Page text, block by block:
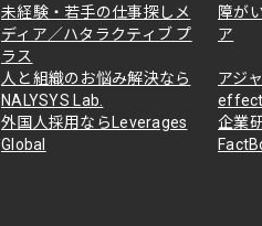
未経験・若手の仕事探しメ
ディア／ハタラクティブ プ
ラス
障が
ア
人と組織のお悩み解決なら
NALYSYS Lab.
アジ
外国人採用ならLeverages
Global
企業